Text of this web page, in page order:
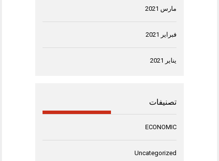
مارس 2021
فبراير 2021
يناير 2021
تصنيفات
ECONOMIC
Uncategorized